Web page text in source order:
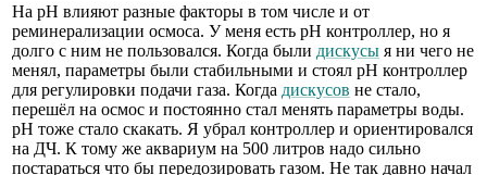
На рН влияют разные факторы в том числе и от
реминерализации осмоса. У меня есть рН контроллер, но я
долго с ним не пользовался. Когда были дискусы я ни чего не
менял, параметры были стабильными и стоял рН контроллер
для регулировки подачи газа. Когда дискусов не стало,
перешёл на осмос и постоянно стал менять параметры воды.
рН тоже стало скакать. Я убрал контроллер и ориентировался
на ДЧ. К тому же аквариум на 500 литров надо сильно
постараться что бы передозировать газом. Не так давно начал